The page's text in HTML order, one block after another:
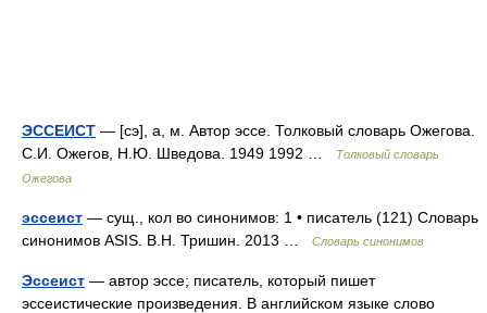
ЭССЕИСТ — [сэ], а, м. Автор эссе. Толковый словарь Ожегова.
С.И. Ожегов, Н.Ю. Шведова. 1949 1992 …
Толковый словарь
Ожегова
эссеист — сущ., кол во синонимов: 1 • писатель (121) Словарь
синонимов ASIS. В.Н. Тришин. 2013 …
Словарь синонимов
Эссеист — автор эссе; писатель, который пишет
эссеистические произведения. В английском языке слово